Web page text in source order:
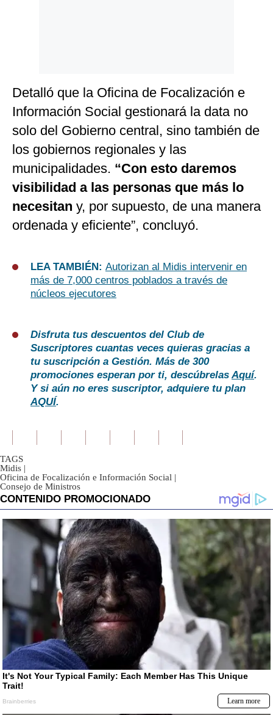
Detalló que la Oficina de Focalización e
Información Social gestionará la data no
solo del Gobierno central, sino también de
los gobiernos regionales y las
municipalidades. “Con esto daremos
visibilidad a las personas que más lo
necesitan y, por supuesto, de una manera
ordenada y eficiente”, concluyó.
LEA TAMBIÉN: Autorizan al Midis intervenir en
más de 7,000 centros poblados a través de
núcleos ejecutores
Disfruta tus descuentos del Club de
Suscriptores cuantas veces quieras gracias a
tu suscripción a Gestión. Más de 300
promociones esperan por ti, descúbrelasAquí.
Y si aún no eres suscriptor, adquiere tu plan
AQUÍ.
TAGS
Midis |
Oficina de Focalización e Información Social |
Consejo de Ministros